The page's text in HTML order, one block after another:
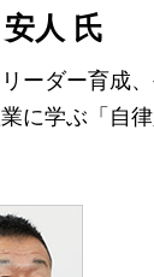
人 氏
ーダー育成
に学ぶ「自